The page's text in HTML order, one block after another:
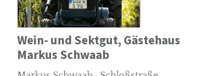
Wein- und Sektgut, Gästehaus
Markus Schwaab